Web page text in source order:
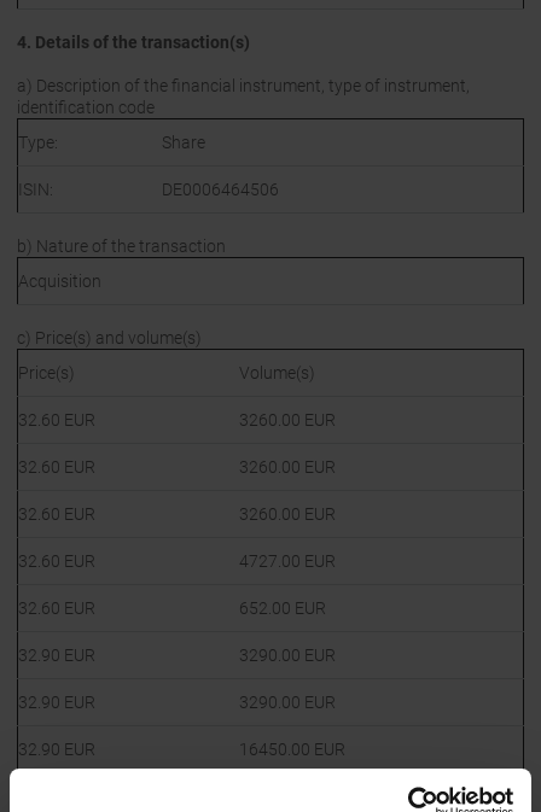
4. Details of the transaction(s)
a) Description of the financial instrument, type of instrument,
identification code
Type:
Share
ISIN: DE0006464506
b) Nature of the transaction
Acquisition
c) Price(s) and volume(s)
Price(s)
Volume(s)
32.60 EUR 3260.00 EUR
32.60 EUR 3260.00 EUR
32.60 EUR 3260.00 EUR
32.60 EUR 4727.00 EUR
32.60 EUR 652.00 EUR
32.90 EUR 3290.00 EUR
32.90 EUR 3290.00 EUR
32.90 EUR 16450.00 EUR